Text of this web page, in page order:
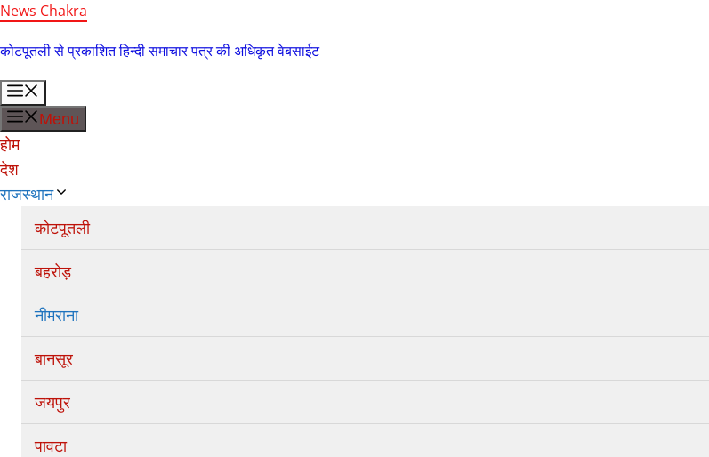
Skip
content
News Chakra
कोटपूतली से प्रकाशित हिन्दी समाचार पत्र की अधिकृत वेबसाईट
Menu
होम
देश
राजस्थान
कोटपूतली
बहरोड़
नीमराना
बानसूर
जयपुर
पावटा